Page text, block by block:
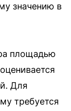
значению в
площадью
Для
требуется